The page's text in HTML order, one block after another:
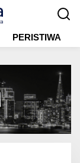
PERISTIWA